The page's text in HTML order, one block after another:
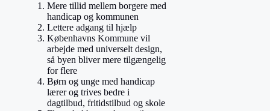
Mere tillid mellem borgere med
handicap og kommunen
Lettere adgang til hjælp
Københavns Kommune vil
arbejde med universelt design,
så byen bliver mere tilgængelig
for flere
Børn og unge med handicap
lærer og trives bedre i
dagtilbud, fritidstilbud og skole